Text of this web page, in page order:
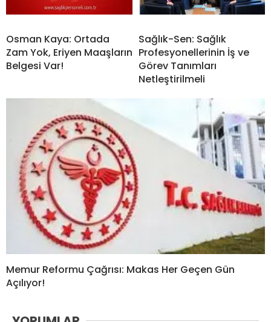
Osman Kaya: Ortada
Zam Yok, Eriyen Maaşların
Belgesi Var!
Sağlık-Sen: Sağlık
Profesyonellerinin İş ve
Görev Tanımları
Netleştirilmeli
Memur Reformu Çağrısı: Makas Her Geçen Gün
Açılıyor!